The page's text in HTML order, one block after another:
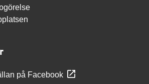
på Facebook